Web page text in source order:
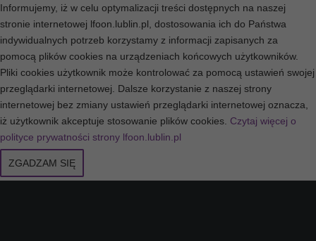
Informujemy, iż w celu optymalizacji treści dostępnych na naszej
stronie internetowej lfoon.lublin.pl, dostosowania ich do Państwa
indywidualnych potrzeb korzystamy z informacji zapisanych za
pomocą plików cookies na urządzeniach końcowych użytkowników.
Pliki cookies użytkownik może kontrolować za pomocą ustawień swojej
przeglądarki internetowej. Dalsze korzystanie z naszej strony
internetowej bez zmiany ustawień przeglądarki internetowej oznacza,
iż użytkownik akceptuje stosowanie plików cookies. Czytaj więcej o
polityce prywatności strony lfoon.lublin.pl
ZGADZAM SIĘ